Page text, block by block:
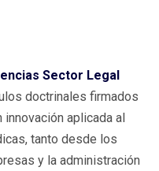
Sector Legal
doctrinales firmados
aplicada al
tanto desde los
y la administración